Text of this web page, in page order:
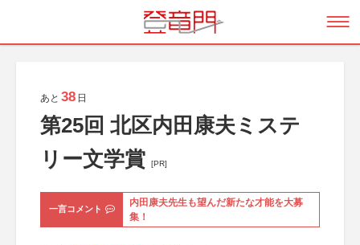
あと 38 日
第25回 北区内田康夫ミステ
リー文学賞
[PR]
一言コメント
内田康夫先生も望んだ新たな才能を大募
集！